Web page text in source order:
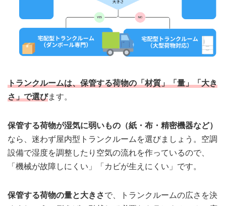
トランクルームは、保管する荷物の「材質」「量」「大き
さ」で選びます。
保管する荷物が湿気に弱いもの（紙・布・精密機器など）
なら、迷わず屋内型トランクルームを選びましょう。空調
設備で湿度を調整したり空気の流れを作っているので、
「機械が故障しにくい」「カビが生えにくい」です。
保管する荷物の量と大きさで、トランクルームの広さを決